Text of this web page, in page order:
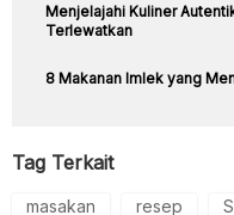
Menjelajahi Kuliner
Terlewatkan
8 Makanan Imlek yang
Tag Terkait
masakan resep